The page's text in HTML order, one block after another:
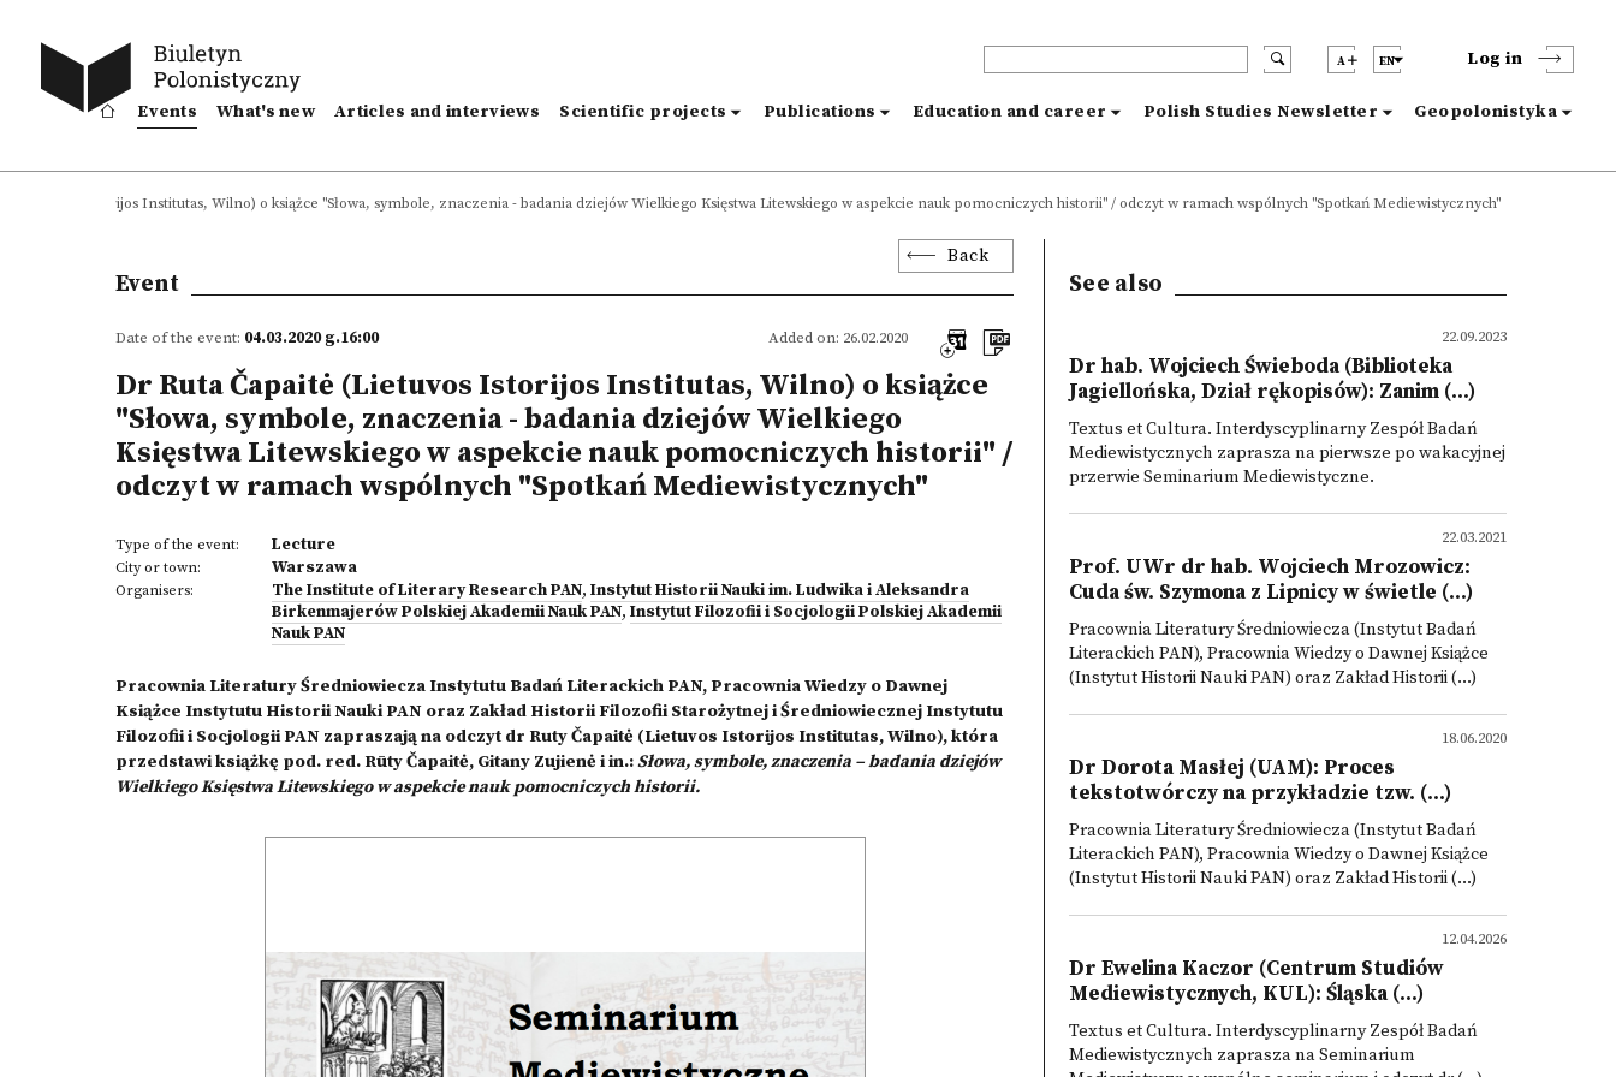
A EN Log in
Events What's new Articles and interviews Scientific projects Publications Education and career Polish Studies Newsletter Geopolonistyka
(Lietuvos Istorijos Institutas, Wilno) o książce "Słowa, symbole, znaczenia - badania dziejów Wielkiego Księstwa Litewskiego w aspekcie nauk pomocniczych historii" / odczyt w ramach wspólnych "Spotkań Mediewistycznych"
Back
Event
Date of the event: 04.03.2020 g.16:00 Added on: 26.02.2020
Dr Ruta Čapaitė (Lietuvos Istorijos Institutas, Wilno) o książce
"Słowa, symbole, znaczenia - badania dziejów Wielkiego
Księstwa Litewskiego w aspekcie nauk pomocniczych historii" /
odczyt w ramach wspólnych "Spotkań Mediewistycznych"
Type of the event: Lecture
City or town: Warszawa
Organisers: The Institute of Literary Research PAN, Instytut Historii Nauki im. Ludwika i Aleksandra
Birkenmajerów Polskiej Akademii Nauk PAN, Instytut Filozofii i Socjologii Polskiej Akademii
Nauk PAN
Pracownia Literatury Średniowiecza Instytutu Badań Literackich PAN, Pracownia Wiedzy o Dawnej
Książce Instytutu Historii Nauki PAN oraz Zakład Historii Filozofii Starożytnej i Średniowiecznej Instytutu
Filozofii i Socjologii PAN zapraszają na odczyt dr Ruty Čapaitė (Lietuvos Istorijos Institutas, Wilno), która
przedstawi książkę pod. red. Rūty Čapaitė, Gitany Zujienė i in.:Słowa, symbole, znaczenia – badania dziejów
Wielkiego Księstwa Litewskiego w aspekcie nauk pomocniczych historii.
See also
22.09.2023
Dr hab. Wojciech Świeboda (Biblioteka
Jagiellońska, Dział rękopisów): Zanim (...)
Textus et Cultura. Interdyscyplinarny Zespół Badań
Mediewistycznych zaprasza na pierwsze po wakacyjnej
przerwie Seminarium Mediewistyczne.
22.03.2021
Prof. UWr dr hab. Wojciech Mrozowicz:
Cuda św. Szymona z Lipnicy w świetle (...)
Pracownia Literatury Średniowiecza (Instytut Badań
Literackich PAN), Pracownia Wiedzy o Dawnej Książce
(Instytut Historii Nauki PAN) oraz Zakład Historii (...)
18.06.2020
Dr Dorota Masłej (UAM): Proces
tekstotwórczy na przykładzie tzw. (...)
Pracownia Literatury Średniowiecza (Instytut Badań
Literackich PAN), Pracownia Wiedzy o Dawnej Książce
(Instytut Historii Nauki PAN) oraz Zakład Historii (...)
12.04.2026
Dr Ewelina Kaczor (Centrum Studiów
Mediewistycznych, KUL): Śląska (...)
Textus et Cultura. Interdyscyplinarny Zespół Badań
Mediewistycznych zaprasza na Seminarium